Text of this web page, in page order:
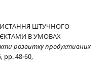
ШТУЧНОГО
В УМОВАХ
розвитку продуктивних
pp. 48-60,